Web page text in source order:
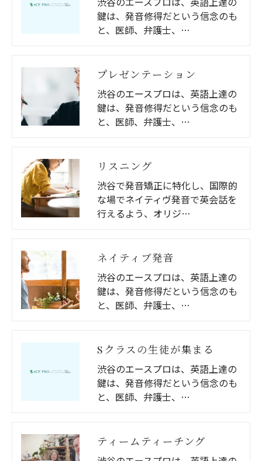
鍵は、発音修得だという信念のも
と、医師、弁護士、…
プレゼンテーション
渋谷のエースプロは、英語上達の
鍵は、発音修得だという信念のも
と、医師、弁護士、…
リスニング
渋谷で発音矯正に特化し、国際的
な場でネイティヴ発音で英会話を
行えるよう、オリジ…
ネイティブ発音
渋谷のエースプロは、英語上達の
鍵は、発音修得だという信念のも
と、医師、弁護士、…
Sクラスの生徒が集まる
渋谷のエースプロは、英語上達の
鍵は、発音修得だという信念のも
と、医師、弁護士、…
ティームティーチング